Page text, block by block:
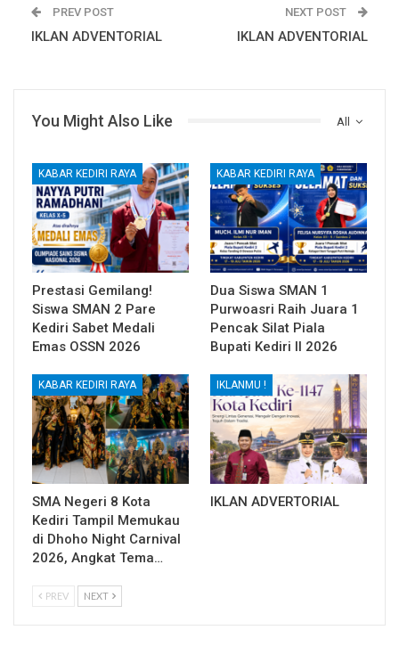
PREV POST
IKLAN ADVENTORIAL
NEXT POST
IKLAN ADVENTORIAL
All
You Might Also Like
KABAR KEDIRI RAYA
Prestasi Gemilang!
Siswa SMAN 2 Pare
Kediri Sabet Medali
Emas OSSN 2026
KABAR KEDIRI RAYA
Dua Siswa SMAN 1
Purwoasri Raih Juara 1
Pencak Silat Piala
Bupati Kediri II 2026
KABAR KEDIRI RAYA
SMA Negeri 8 Kota
Kediri Tampil Memukau
di Dhoho Night Carnival
2026, Angkat Tema…
IKLANMU !
IKLAN ADVERTORIAL
PREV NEXT